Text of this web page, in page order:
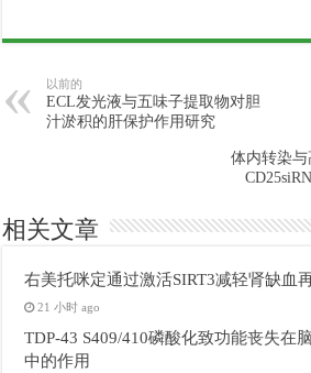
以前的
ECL发光液与五味子提取物对胆
汁淤积的肝保护作用研究
体内转染
相关文章
右美托咪定通过激活SIRT3减轻肾缺血
21 小时 ago
TDP-43 S409/410磷酸化致功能丧失在
中的作用